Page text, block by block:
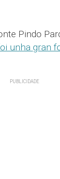
Pindo
unha gran